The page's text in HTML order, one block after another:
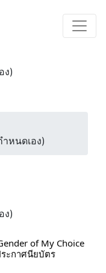
ง)
หนดเอง)
ง)
of My Choice
ระกาศนียบัตร